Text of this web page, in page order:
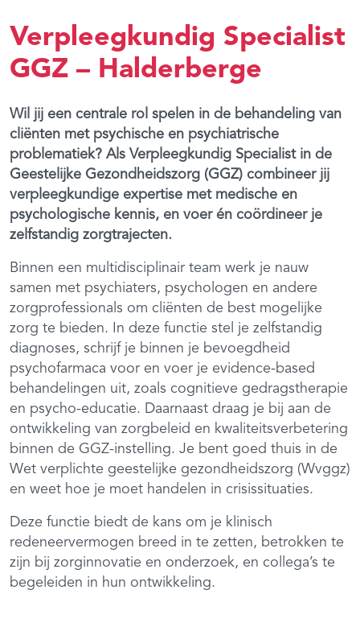
Verpleegkundig Specialist
GGZ – Halderberge
Wil jij een centrale rol spelen in de behandeling van
cliënten met psychische en psychiatrische
problematiek? Als Verpleegkundig Specialist in de
Geestelijke Gezondheidszorg (GGZ) combineer jij
verpleegkundige expertise met medische en
psychologische kennis, en voer én coördineer je
zelfstandig zorgtrajecten.
Binnen een multidisciplinair team werk je nauw
samen met psychiaters, psychologen en andere
zorgprofessionals om cliënten de best mogelijke
zorg te bieden. In deze functie stel je zelfstandig
diagnoses, schrijf je binnen je bevoegdheid
psychofarmaca voor en voer je evidence-based
behandelingen uit, zoals cognitieve gedragstherapie
en psycho-educatie. Daarnaast draag je bij aan de
ontwikkeling van zorgbeleid en kwaliteitsverbetering
binnen de GGZ-instelling. Je bent goed thuis in de
Wet verplichte geestelijke gezondheidszorg (Wvggz)
en weet hoe je moet handelen in crisissituaties.
Deze functie biedt de kans om je klinisch
redeneervermogen breed in te zetten, betrokken te
zijn bij zorginnovatie en onderzoek, en collega’s te
begeleiden in hun ontwikkeling.